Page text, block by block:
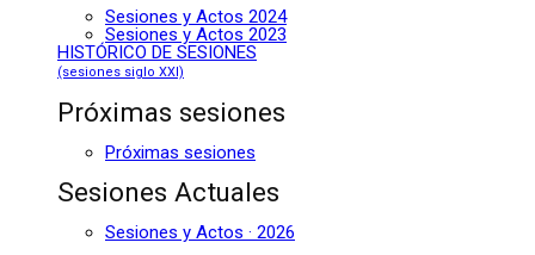
Sesiones y Actos 2024
Sesiones y Actos 2023
HISTÓRICO DE SESIONES
(sesiones siglo XXI)
Próximas sesiones
Próximas sesiones
Sesiones Actuales
Sesiones y Actos · 2026